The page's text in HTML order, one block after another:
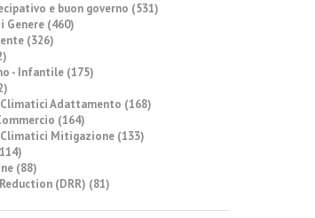
e buon governo (531)
Genere (460)
(326)
- Infantile (175)
Adattamento (168)
(164)
Mitigazione (133)
(88)
(DRR) (81)